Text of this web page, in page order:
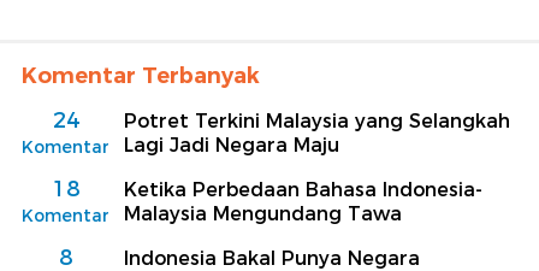
Komentar Terbanyak
24
Komentar
Potret Terkini Malaysia yang Selangkah
Lagi Jadi Negara Maju
18
Komentar
Ketika Perbedaan Bahasa Indonesia-
Malaysia Mengundang Tawa
8
Indonesia Bakal Punya Negara